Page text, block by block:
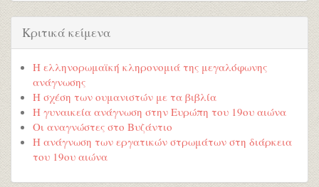
Κριτικά κείμενα
Η ελληνορωμαϊκή κληρονομιά της μεγαλόφωνης
ανάγνωσης
Η σχέση των ουμανιστών με τα βιβλία
Η γυναικεία ανάγνωση στην Ευρώπη του 19ου αιώνα
Οι αναγνώστες στο Βυζάντιο
Η ανάγνωση των εργατικών στρωμάτων στη διάρκεια
του 19ου αιώνα